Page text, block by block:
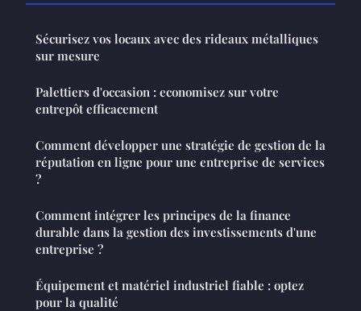
Sécurisez vos locaux avec des rideaux métalliques
sur mesure
Palettiers d'occasion : economisez sur votre
entrepôt efficacement
Comment développer une stratégie de gestion de la
réputation en ligne pour une entreprise de services
?
Comment intégrer les principes de la finance
durable dans la gestion des investissements d'une
entreprise ?
Équipement et matériel industriel fiable : optez
pour la qualité